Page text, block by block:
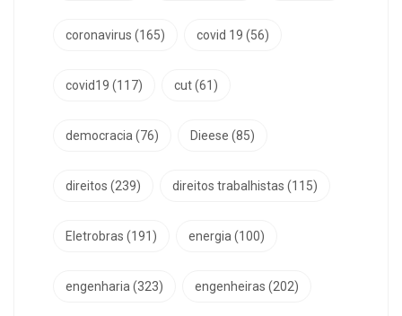
coronavirus (165) covid 19 (56)
covid19 (117) cut(61)
democracia (76) Dieese (85)
direitos (239) direitos trabalhistas (115)
Eletrobras (191) energia (100)
engenharia (323) engenheiras (202)